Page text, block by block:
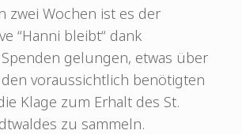
zwei Wochen ist es der
“Hanni bleibt“ dank
gelungen, etwas über
den voraussichtlich benötigten
Klage zum Erhalt des St.
zu sammeln.